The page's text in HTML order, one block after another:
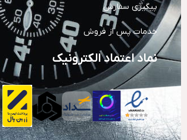
پیگیری سفارش
خدمات پس از فروش
نماد اعتماد الکترونیک